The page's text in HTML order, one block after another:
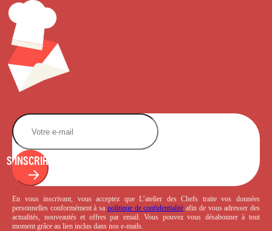
S'INSCRIRE
En vous inscrivant, vous acceptez que L’atelier des Chefs traite vos données
personnelles conformément à sa politique de confidentialité afin de vous adresser des
actualités, nouveautés et offres par email. Vous pouvez vous désabonner à tout
moment grâce au lien inclus dans nos e-mails.